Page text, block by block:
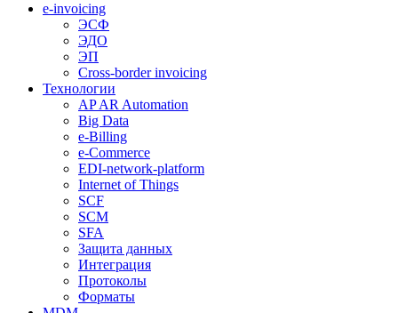
e-invoicing
ЭСФ
ЭДО
ЭП
Cross-border invoicing
Технологии
AP AR Automation
Big Data
e-Billing
e-Commerce
EDI-network-platform
Internet of Things
SCF
SCM
SFA
Защита данных
Интеграция
Протоколы
Форматы